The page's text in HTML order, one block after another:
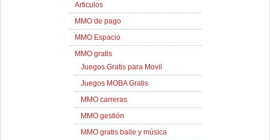
Articulos
MMO de pago
MMO Espacio
MMO gratis
Juegos Gratis para Movil
Juegos MOBA Gratis
MMO carreras
MMO gestión
MMO gratis baile y música